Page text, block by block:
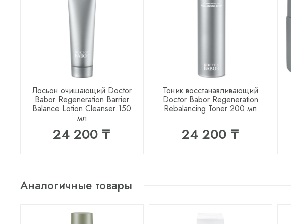
Лосьон очищающий Doctor
Babor Regeneration Barrier
Balance Lotion Cleanser 150
мл
24 200 ₸
Тоник восстанавливающий
Doctor Babor Regeneration
Rebalancing Toner 200 мл
24 200 ₸
Аналогичные товары